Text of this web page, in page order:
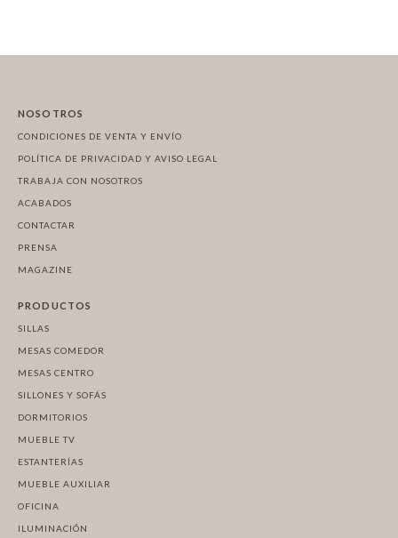
NOSOTROS
CONDICIONES DE VENTA Y ENVÍO
POLÍTICA DE PRIVACIDAD Y AVISO LEGAL
TRABAJA CON NOSOTROS
ACABADOS
CONTACTAR
PRENSA
MAGAZINE
PRODUCTOS
SILLAS
MESAS COMEDOR
MESAS CENTRO
SILLONES Y SOFÁS
DORMITORIOS
MUEBLE TV
ESTANTERÍAS
MUEBLE AUXILIAR
OFICINA
ILUMINACIÓN